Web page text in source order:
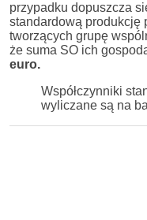
przypadku dopuszcza
standardową produkcję
tworzących grupę
że suma SO ich
euro.
Współczynniki
wyliczane są na